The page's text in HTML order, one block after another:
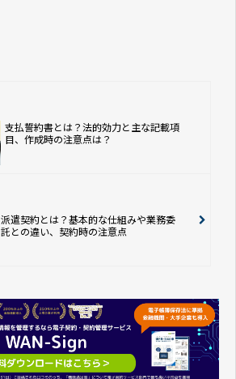
支払誓約書とは？法的効力と主な記載項
目、作成時の注意点は？
派遣契約とは？基本的な仕組みや業務委
託との違い、契約時の注意点